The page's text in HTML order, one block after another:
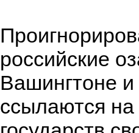
российские
Вашингтоне
ссылаются на